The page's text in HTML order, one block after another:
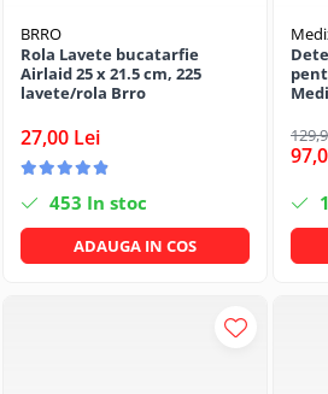
BRRO
Rola Lavete bucatarfie
Airlaid 25 x 21.5 cm, 225
lavete/rola Brro
27,00 Lei
453 In stoc
ADAUGA IN COS